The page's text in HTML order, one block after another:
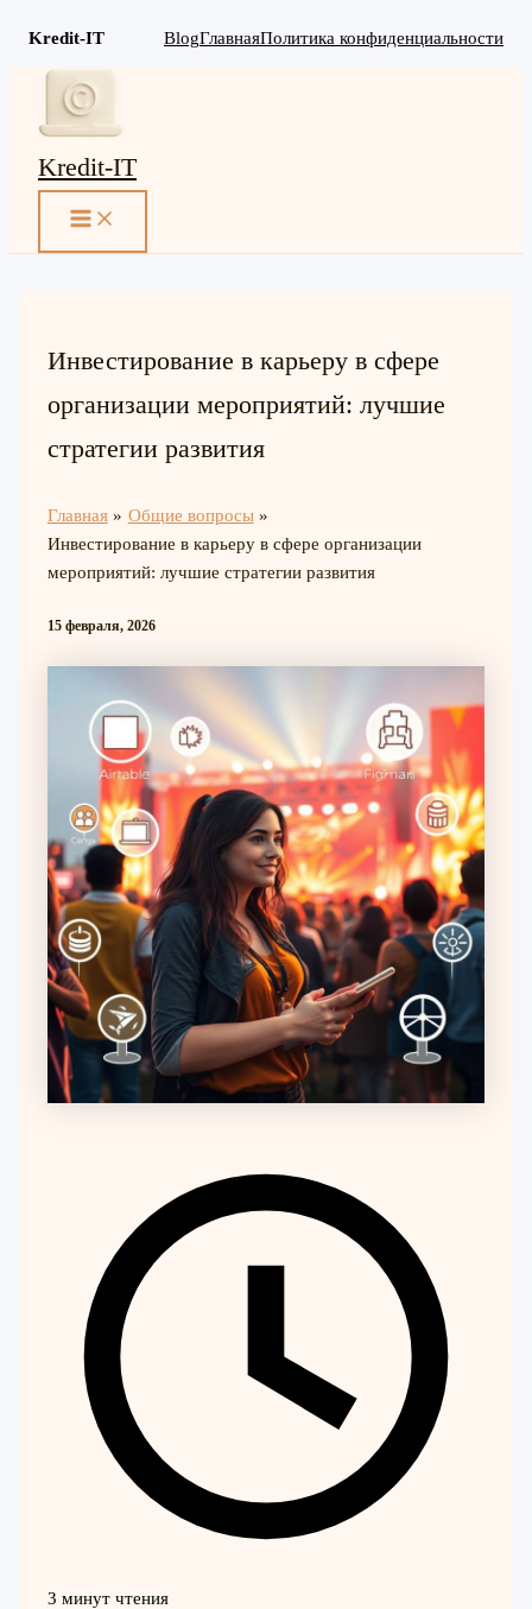
Kredit-IT BlogГлавнаяПолитика конфиденциальности
Перейти
содержимому
Kredit-IT
MAIN
Инвестирование в карьеру в сфере
организации мероприятий: лучшие
стратегии развития
Главная
Общие вопросы
Инвестирование в карьеру в сфере организации
мероприятий: лучшие стратегии развития
15 февраля, 2026
3 минут чтения